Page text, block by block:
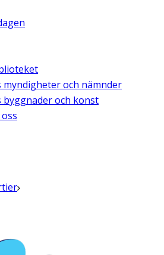
myndigheter och nämnder
byggnader och konst